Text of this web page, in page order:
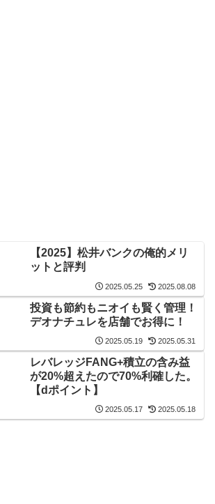
【2025】松井バンクの俺的メリ
ットと評判
2025.05.25 2025.08.08
投資も節約もニオイも賢く管理！
デオナチュレを店舗でお得に！
2025.05.19 2025.05.31
レバレッジFANG+積立の含み益
が20%超えたので70%利確した。
【dポイント】
2025.05.17 2025.05.18